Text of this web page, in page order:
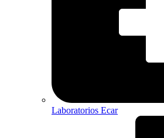
Laboratorios Ecar